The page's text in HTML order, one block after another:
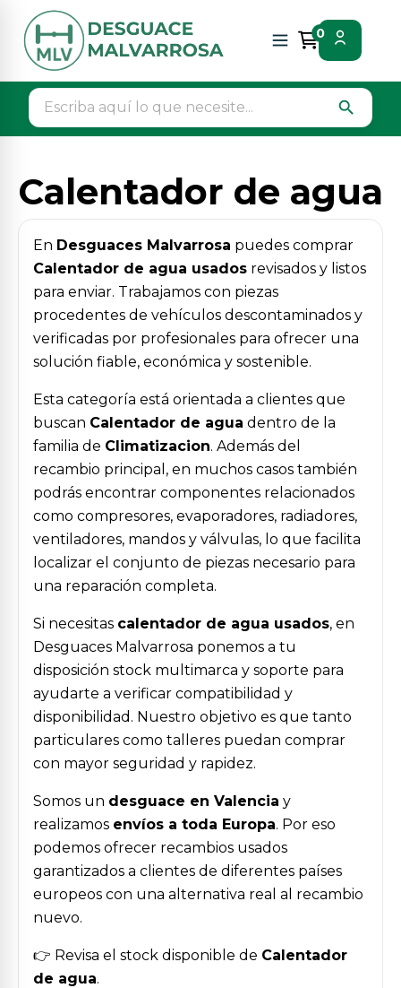
0
search
Inicio Piezas vehículos
Calentador de agua
Calentador de agua
En Desguaces Malvarrosa puedes comprar
Calentador de agua usados revisados y listos
para enviar. Trabajamos con piezas
procedentes de vehículos descontaminados y
verificadas por profesionales para ofrecer una
solución fiable, económica y sostenible.
Esta categoría está orientada a clientes que
buscan Calentador de agua dentro de la
familia de Climatizacion. Además del
recambio principal, en muchos casos también
podrás encontrar componentes relacionados
como compresores, evaporadores, radiadores,
ventiladores, mandos y válvulas, lo que facilita
localizar el conjunto de piezas necesario para
una reparación completa.
Si necesitas calentador de agua usados, en
Desguaces Malvarrosa ponemos a tu
disposición stock multimarca y soporte para
ayudarte a verificar compatibilidad y
disponibilidad. Nuestro objetivo es que tanto
particulares como talleres puedan comprar
con mayor seguridad y rapidez.
Somos un desguace en Valencia y
realizamos envíos a toda Europa. Por eso
podemos ofrecer recambios usados
garantizados a clientes de diferentes países
europeos con una alternativa real al recambio
nuevo.
👉 Revisa el stock disponible de Calentador
de agua.